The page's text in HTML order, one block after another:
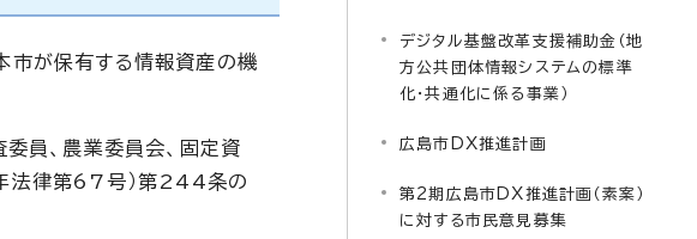
市が保有する情報資産の機
委員、農業委員会、固定資
法律第67号）第244条の
デジタル基盤改革支援補助金（地
方公共団体情報システムの標準
化・共通化に係る事業）
広島市DX推進計画
第2期広島市DX推進計画（素案）
に対する市民意見募集